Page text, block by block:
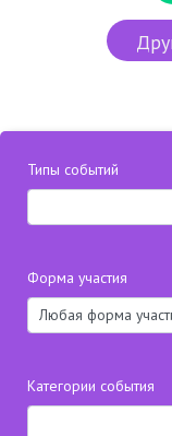
Типы событий
Форма участия
Категории события